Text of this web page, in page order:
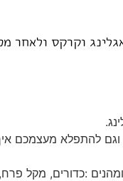
וקרקס ולאחר
וגם להתפלא מעצמכם
:כדורים, מקל